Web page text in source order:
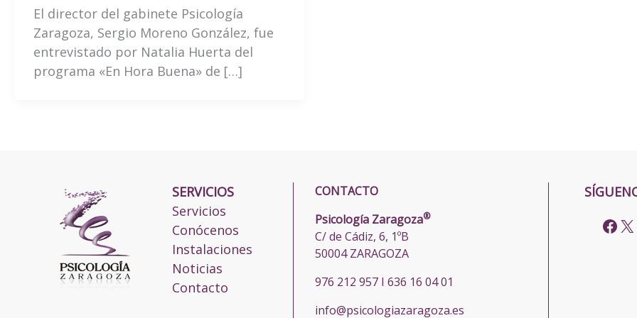
El director del gabinete Psicología
Zaragoza, Sergio Moreno González, fue
entrevistado por Natalia Huerta del
programa «En Hora Buena» de […]
SERVICIOS
Servicios
Conócenos
Instalaciones
Noticias
Contacto
CONTACTO
Psicología Zaragoza®
C/ de Cádiz, 6, 1ºB
50004 ZARAGOZA
976 212 957 I 636 16 04 01
info@psicologiazaragoza.es